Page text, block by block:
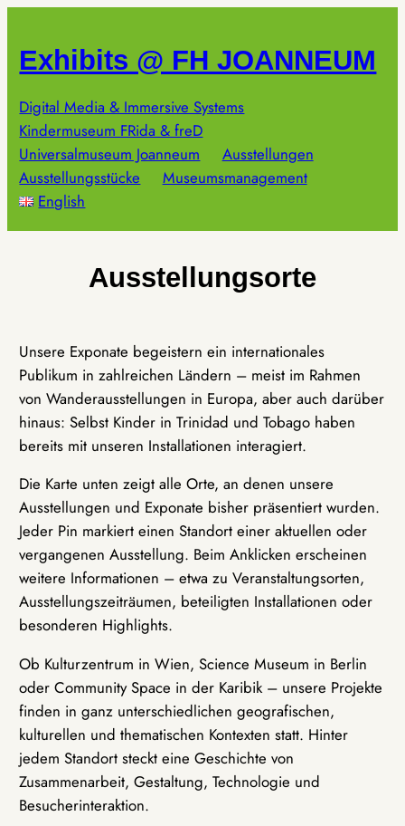
springen
Exhibits @ FH JOANNEUM
Digital Media & Immersive Systems
Kindermuseum FRida & freD
Universalmuseum Joanneum
Ausstellungen
Ausstellungsstücke
Museumsmanagement
English
Ausstellungsorte
Unsere Exponate begeistern ein internationales
Publikum in zahlreichen Ländern – meist im Rahmen
von Wanderausstellungen in Europa, aber auch darüber
hinaus: Selbst Kinder in Trinidad und Tobago haben
bereits mit unseren Installationen interagiert.
Die Karte unten zeigt alle Orte, an denen unsere
Ausstellungen und Exponate bisher präsentiert wurden.
Jeder Pin markiert einen Standort einer aktuellen oder
vergangenen Ausstellung. Beim Anklicken erscheinen
weitere Informationen – etwa zu Veranstaltungsorten,
Ausstellungszeiträumen, beteiligten Installationen oder
besonderen Highlights.
Ob Kulturzentrum in Wien, Science Museum in Berlin
oder Community Space in der Karibik – unsere Projekte
finden in ganz unterschiedlichen geografischen,
kulturellen und thematischen Kontexten statt. Hinter
jedem Standort steckt eine Geschichte von
Zusammenarbeit, Gestaltung, Technologie und
Besucherinteraktion.